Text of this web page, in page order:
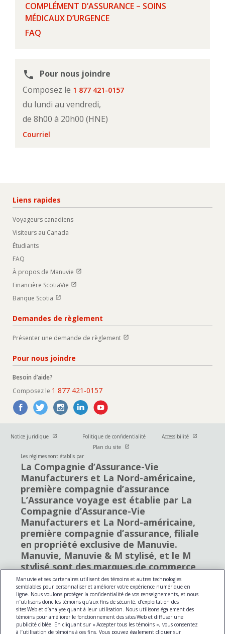
COMPLÉMENT D’ASSURANCE – SOINS
MÉDICAUX D’URGENCE
FAQ
phone
Pour nous joindre
Composez le 1 877 421-0157
du lundi au vendredi,
de 8h00 à 20h00 (HNE)
Courriel
Liens rapides
Voyageurs canadiens
Visiteurs au Canada
Étudiants
FAQ
À propos de Manuvie Ouvrir dans une nouvelle fenetre
Financière ScotiaVie Ouvrir dans une nouvelle fenetre
Banque Scotia Ouvrir dans une nouvelle fenetre
Demandes de règlement
Présenter une demande de règlement Ouvrir dans une nouvelle fenetre
Pour nous joindre
Besoin d’aide?
Composez le 1 877 421-0157
Notice juridique Ouvrir dans une nouvelle fenetre
Politique de confidentialité Accessibilité Ouvrir dans
Plan du site Ouvrir dans une nouvelle fenetre
Les régimes sont établis par
La Compagnie d’Assurance-Vie
Manufacturers et La Nord-américaine,
première compagnie d’assurance
L’Assurance voyage est établie par La
Compagnie d’Assurance-Vie
Manufacturers et La Nord-américaine,
première compagnie d’assurance, filiale
en propriété exclusive de Manuvie.
Manuvie, Manuvie & M stylisé, et le M
stylisé sont des marques de commerce
de La Compagnie d’Assurance-Vie
Manufacturers et sont utilisés par elle,
ainsi que par ses sociétés affiliées sous
licence. © La Compagnie d’Assurance-Vie
Manufacturers, 2019. Tous droits
Manuvie et ses partenaires utilisent des témoins et autres technologies
semblables pour personnaliser et améliorer votre expérience numérique en
ligne. Nous voulons protéger la confidentialité de vos renseignements, et nous
n’utilisons donc les témoins qu’aux fins de sécurité, d’exploitation des
sites Web et d’analyse quant à leur utilisation. Nous utilisons également des
témoins pour améliorer le fonctionnement des sites Web et diffuser une
publicité ciblée. En cliquant sur « Accepter tous les témoins », vous consentez
à l’utilisation de témoins à ces fins. Vous pouvez également cliquer sur